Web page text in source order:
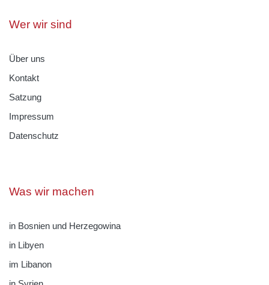
Wer wir sind
Über uns
Kontakt
Satzung
Impressum
Datenschutz
Was wir machen
in Bosnien und Herzegowina
in Libyen
im Libanon